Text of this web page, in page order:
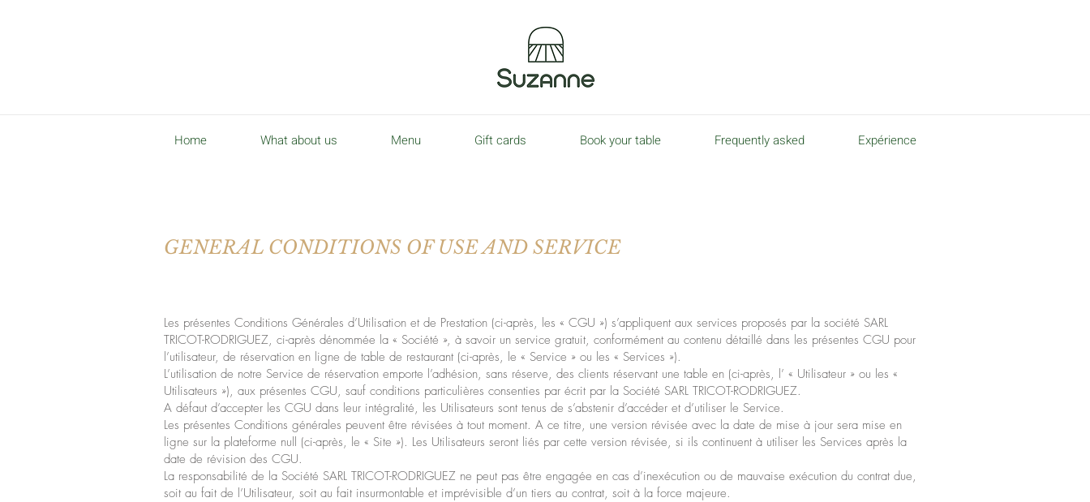
Home What about us Menu Gift cards Book your table Frequently asked Expérience
GENERAL CONDITIONS OF USE AND SERVICE
Les présentes Conditions Générales d’Utilisation et de Prestation (ci-après, les « CGU ») s’appliquent aux services proposés par la société SARL
TRICOT-RODRIGUEZ, ci-après dénommée la « Société », à savoir un service gratuit, conformément au contenu détaillé dans les présentes CGU pour
l’utilisateur, de réservation en ligne de table de restaurant (ci-après, le « Service » ou les « Services »).
L’utilisation de notre Service de réservation emporte l’adhésion, sans réserve, des clients réservant une table en (ci-après, l’ « Utilisateur » ou les «
Utilisateurs »), aux présentes CGU, sauf conditions particulières consenties par écrit par la Société SARL TRICOT-RODRIGUEZ.
A défaut d’accepter les CGU dans leur intégralité, les Utilisateurs sont tenus de s’abstenir d’accéder et d’utiliser le Service.
Les présentes Conditions générales peuvent être révisées à tout moment. A ce titre, une version révisée avec la date de mise à jour sera mise en
ligne sur la plateforme null (ci-après, le « Site »). Les Utilisateurs seront liés par cette version révisée, si ils continuent à utiliser les Services après la
date de révision des CGU.
La responsabilité de la Société SARL TRICOT-RODRIGUEZ ne peut pas être engagée en cas d’inexécution ou de mauvaise exécution du contrat due,
soit au fait de l’Utilisateur, soit au fait insurmontable et imprévisible d’un tiers au contrat, soit à la force majeure.